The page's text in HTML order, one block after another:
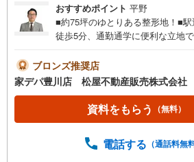
おすすめポイント 平野
■約75坪のゆとりある整形地！■
徒歩5分、通勤通学に便利な立地
能です■生活利便施設が徒歩圏に
デパ 松屋不動産販売 のつよみ●
市・浜松市の4店舗営業中！三河
ならおまかせください。新築戸
ョン、土地をお客様のご希望に
の際、約70％という多くの方々が
ブロンズ推奨店
家デパ豊川店 松屋不動産販売株式会社
資料をもらう （無料）
電話する （通話料無